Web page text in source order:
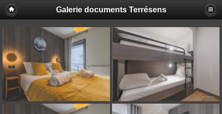
Galerie documents Terrésens